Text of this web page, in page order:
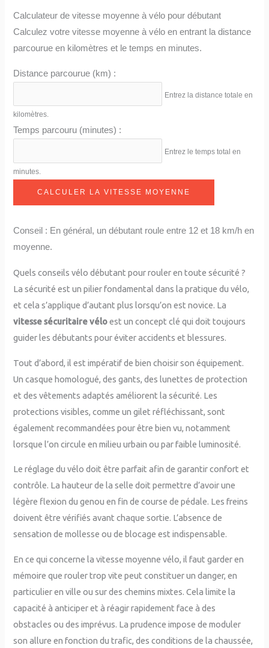
Calculateur de vitesse moyenne à vélo pour débutant
Calculez votre vitesse moyenne à vélo en entrant la distance
parcourue en kilomètres et le temps en minutes.
Distance parcourue (km) :
Entrez la distance totale en
kilomètres.
Temps parcouru (minutes) :
Entrez le temps total en
minutes.
CALCULER LA VITESSE MOYENNE
Conseil : En général, un débutant roule entre 12 et 18 km/h en
moyenne.
Quels conseils vélo débutant pour rouler en toute sécurité ?
La sécurité est un pilier fondamental dans la pratique du vélo,
et cela s’applique d’autant plus lorsqu’on est novice. La
vitesse sécuritaire véloest un concept clé qui doit toujours
guider les débutants pour éviter accidents et blessures.
Tout d’abord, il est impératif de bien choisir son équipement.
Un casque homologué, des gants, des lunettes de protection
et des vêtements adaptés améliorent la sécurité. Les
protections visibles, comme un gilet réfléchissant, sont
également recommandées pour être bien vu, notamment
lorsque l’on circule en milieu urbain ou par faible luminosité.
Le réglage du vélo doit être parfait afin de garantir confort et
contrôle. La hauteur de la selle doit permettre d’avoir une
légère flexion du genou en fin de course de pédale. Les freins
doivent être vérifiés avant chaque sortie. L’absence de
sensation de mollesse ou de blocage est indispensable.
En ce qui concerne la vitesse moyenne vélo, il faut garder en
mémoire que rouler trop vite peut constituer un danger, en
particulier en ville ou sur des chemins mixtes. Cela limite la
capacité à anticiper et à réagir rapidement face à des
obstacles ou des imprévus. La prudence impose de moduler
son allure en fonction du trafic, des conditions de la chaussée,